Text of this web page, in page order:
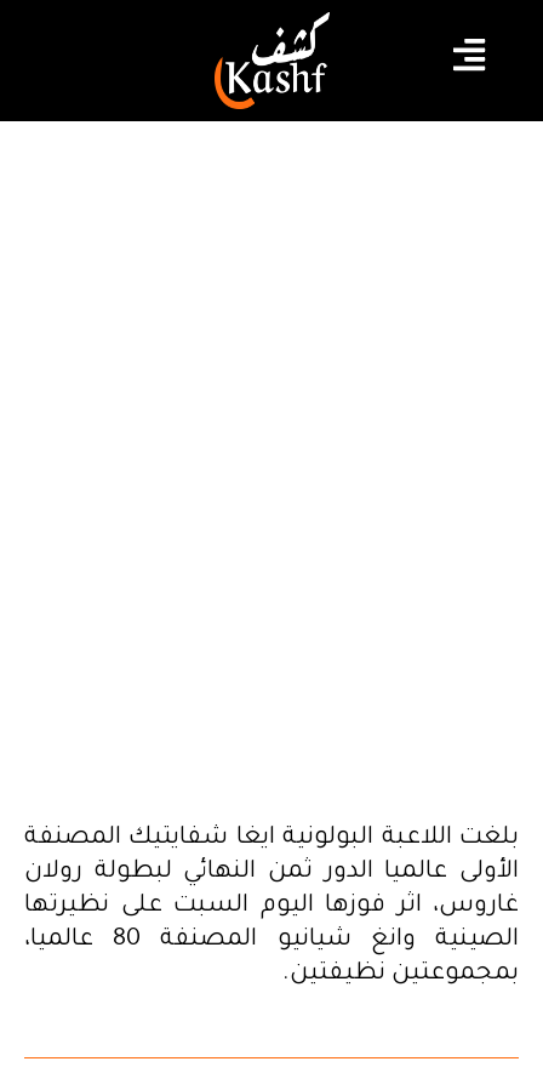
بلغت اللاعبة البولونية ايغا شفايتيك المصنفة
الأولى عالميا الدور ثمن النهائي لبطولة رولان
غاروس، اثر فوزها اليوم السبت على نظيرتها
الصينية وانغ شيانيو المصنفة 80 عالميا،
بمجموعتين نظيفتين.